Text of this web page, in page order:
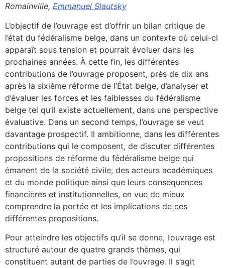
Romainville, Emmanuel Slautsky
L’objectif de l’ouvrage est d’offrir un bilan critique de
l’état du fédéralisme belge, dans un contexte où celui-ci
apparaît sous tension et pourrait évoluer dans les
prochaines années. À cette fin, les différentes
contributions de l’ouvrage proposent, près de dix ans
après la sixième réforme de l’État belge, d’analyser et
d’évaluer les forces et les faiblesses du fédéralisme
belge tel qu’il existe actuellement, dans une perspective
évaluative. Dans un second temps, l’ouvrage se veut
davantage prospectif. Il ambitionne, dans les différentes
contributions qui le composent, de discuter différentes
propositions de réforme du fédéralisme belge qui
émanent de la société civile, des acteurs académiques
et du monde politique ainsi que leurs conséquences
financières et institutionnelles, en vue de mieux
comprendre la portée et les implications de ces
différentes propositions.
Pour atteindre les objectifs qu’il se donne, l’ouvrage est
structuré autour de quatre grands thèmes, qui
constituent autant de parties de l’ouvrage. Il s’agit